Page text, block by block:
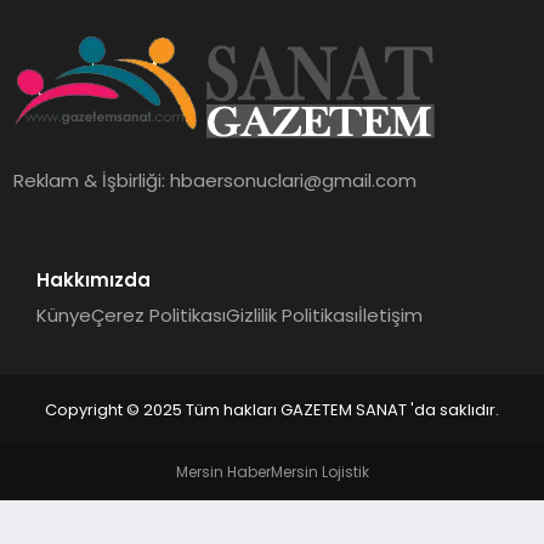
SAĞLIK
Reklam & İşbirliği:hbaersonuclari@gmail.com
Hakkımızda
KünyeÇerez PolitikasıGizlilik Politikasıİletişim
Copyright © 2025 Tüm hakları GAZETEM SANAT 'da saklıdır.
Mersin HaberMersin Lojistik